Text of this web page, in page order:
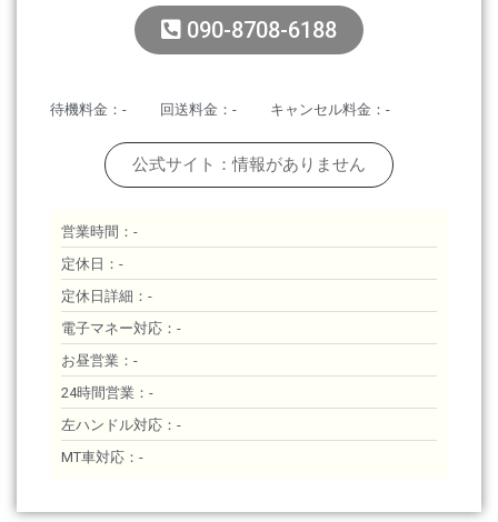
090-8708-6188
待機料金：- 回送料金：- キャンセル料金：-
公式サイト：情報がありません
営業時間：-
定休日：-
定休日詳細：-
電子マネー対応：-
お昼営業：-
24時間営業：-
左ハンドル対応：-
MT車対応：-